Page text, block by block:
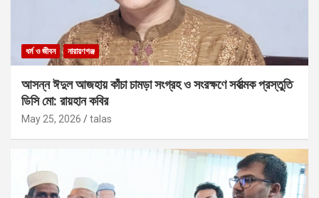
ধর্ম ও জীবন নারায়ণগঞ্জ
আসন্ন ঈদুল আজহায় কাঁচা চামড়া সংগ্রহ ও সংরক্ষণে সর্বাত্মক প্রস্তুতি
ডিসি মো: রায়হান কবির
May 25, 2026 talas